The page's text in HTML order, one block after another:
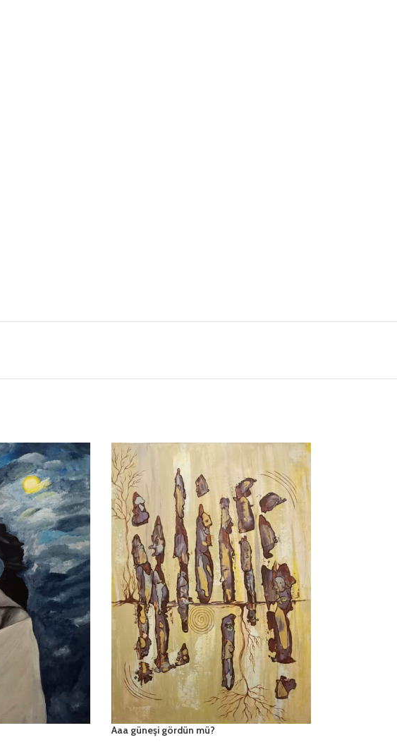
Aaa güneşi gördün mü?